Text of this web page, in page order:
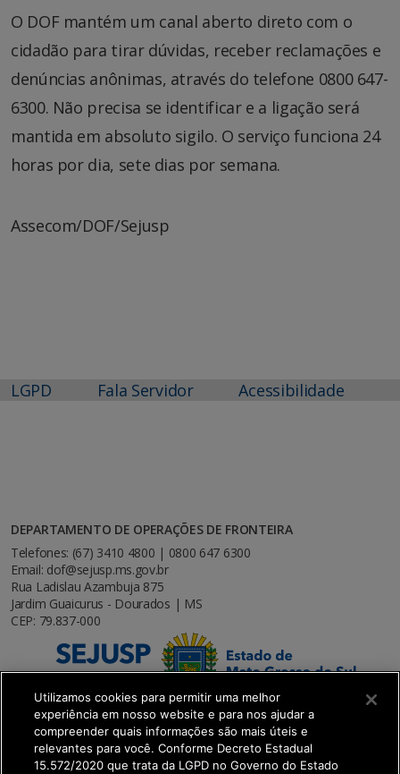
O DOF mantém um canal aberto direto com o
cidadão para tirar dúvidas, receber reclamações e
denúncias anônimas, através do telefone 0800 647-
6300. Não precisa se identificar e a ligação será
mantida em absoluto sigilo. O serviço funciona 24
horas por dia, sete dias por semana.
Assecom/DOF/Sejusp
LGPD Fala Servidor Acessibilidade
DEPARTAMENTO DE OPERAÇÕES DE FRONTEIRA
Telefones: (67) 3410 4800 | 0800 647 6300
Email: dof@sejusp.ms.gov.br
Rua Ladislau Azambuja 875
Jardim Guaicurus - Dourados | MS
CEP: 79.837-000
Utilizamos cookies para permitir uma melhor
experiência em nosso website e para nos ajudar a
compreender quais informações são mais úteis e
relevantes para você. Conforme Decreto Estadual
15.572/2020 que trata da LGPD no Governo do Estado